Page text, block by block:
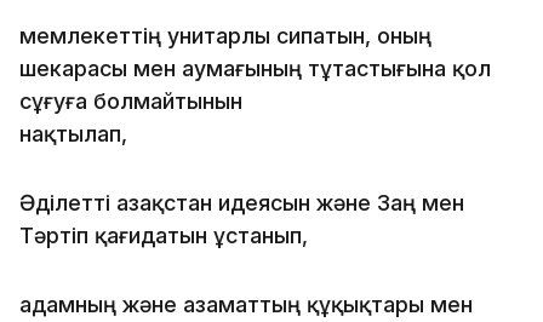
мемлекеттің унитарлы сипатын, оның
шекарасы мен аумағының тұтастығына қол
сұғуға болмайтынын
нақтылап,
Әділетті Қазақстан идеясын және Заң мен
Тәртіп қағидатын ұстанып,
адамның және азаматтың құқықтары мен